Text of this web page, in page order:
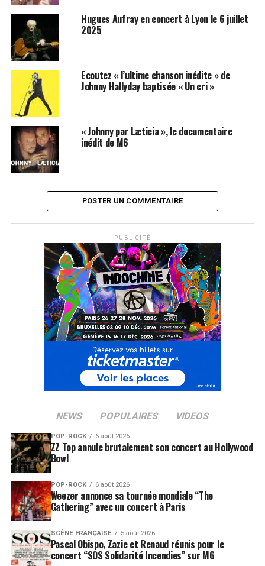
Hugues Aufray en concert à Lyon le 6 juillet
2025
Écoutez « l’ultime chanson inédite » de
Johnny Hallyday baptisée « Un cri »
« Johnny par Læticia », le documentaire
inédit de M6
POSTER UN COMMENTAIRE
PUBLICITÉ
NEWS POPULAIRES VIDEOS
POP-ROCK 6 août 2026
ZZ Top annule brutalement son concert au Hollywood
Bowl
POP-ROCK 6 août 2026
Weezer annonce sa tournée mondiale “The
Gathering” avec un concert à Paris
SCÈNE FRANÇAISE 5 août 2026
Pascal Obispo, Zazie et Renaud réunis pour le
concert “SOS Solidarité Incendies” sur M6